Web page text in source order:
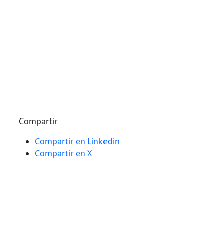
Compartir
Compartir en Linkedin
Compartir en X